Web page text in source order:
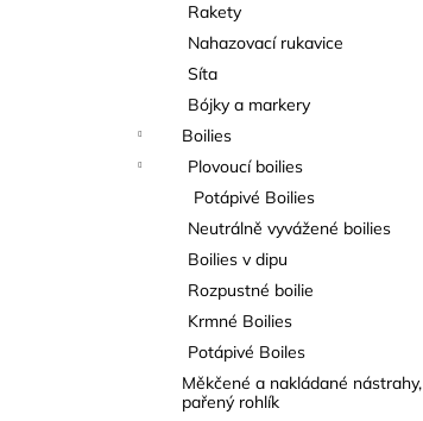
Rakety
Nahazovací rukavice
Síta
Bójky a markery
Boilies
Plovoucí boilies
Potápivé Boilies
Neutrálně vyvážené boilies
Boilies v dipu
Rozpustné boilie
Krmné Boilies
Potápivé Boiles
Měkčené a nakládané nástrahy,
pařený rohlík